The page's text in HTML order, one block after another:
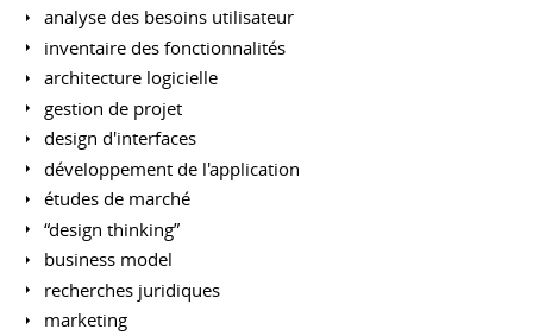
analyse des besoins utilisateur
inventaire des fonctionnalités
architecture logicielle
gestion de projet
design d'interfaces
développement de l'application
études de marché
“design thinking”
business model
recherches juridiques
marketing